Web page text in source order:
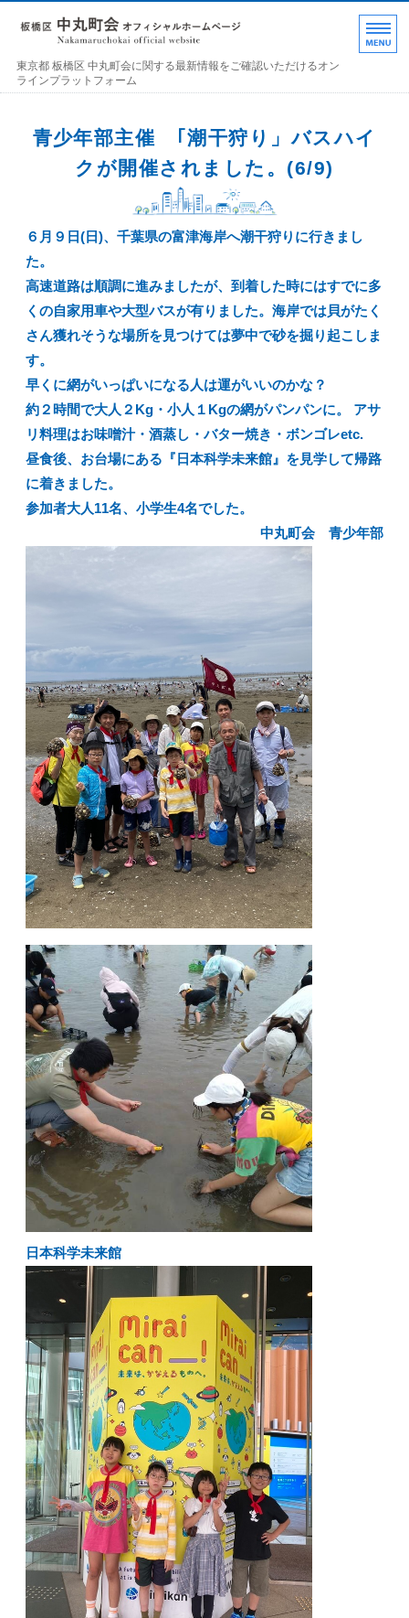
東京都 板橋区 中丸町
東京都 板橋区 中丸町会に関する最新情報をご確認いただけるオン
ラインプラットフォーム
町会加入のお誘い
お問い合わせ･連絡事項
青少年部主催 ｢潮干狩り」バスハイ
クが開催されました。(6/9)
６月９日(日)、千葉県の富津海岸へ潮干狩りに行きまし
た。
高速道路は順調に進みましたが、到着した時にはすでに多
くの自家用車や大型バスが有りました。海岸では貝がたく
さん獲れそうな場所を見つけては夢中で砂を掘り起こしま
す。
早くに網がいっぱいになる人は運がいいのかな？
約２時間で大人２Kg・小人１Kgの網がパンパンに。 アサ
リ料理はお味噌汁・酒蒸し・バター焼き・ボンゴレetc.
昼食後、お台場にある『日本科学未来館』を見学して帰路
に着きました。
参加者大人11名、小学生4名でした。
中丸町会 青少年部
日本科学未来館